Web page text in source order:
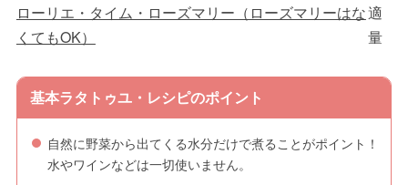
ローリエ・タイム・ローズマリー（ローズマリーはな
くてもOK）
適
量
基本ラタトゥユ・レシピのポイント
自然に野菜から出てくる水分だけで煮ることがポイント！
水やワインなどは一切使いません。